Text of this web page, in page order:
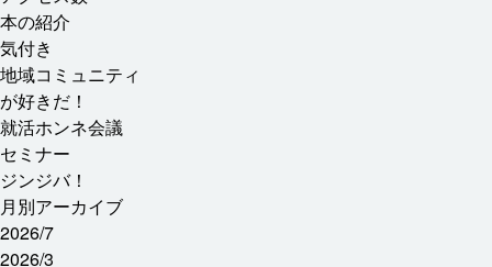
本の紹介
気付き
地域コミュニティ
が好きだ！
就活ホンネ会議
セミナー
ジンジバ！
月別アーカイブ
2026/7
2026/3